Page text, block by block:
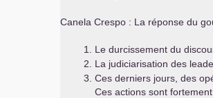
Canela Crespo : La réponse du
Le durcissement du
La judiciarisation des
Ces derniers jours, des
Ces actions sont